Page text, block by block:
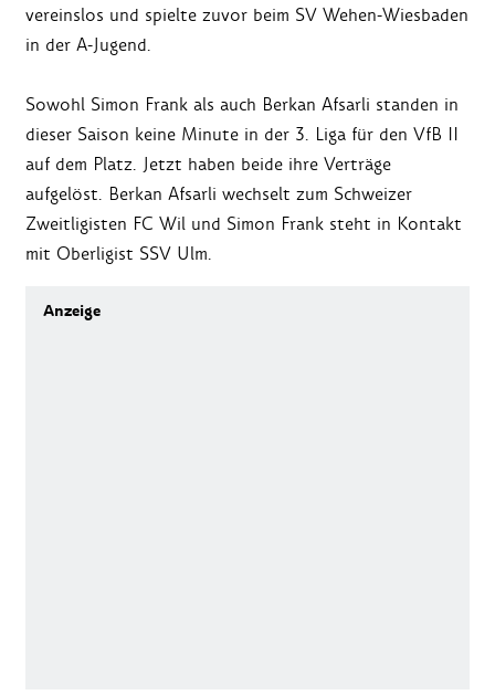
vereinslos und spielte zuvor beim SV Wehen-Wiesbaden
in der A-Jugend.
Sowohl Simon Frank als auch Berkan Afsarli standen in
dieser Saison keine Minute in der 3. Liga für den VfB II
auf dem Platz. Jetzt haben beide ihre Verträge
aufgelöst. Berkan Afsarli wechselt zum Schweizer
Zweitligisten FC Wil und Simon Frank steht in Kontakt
mit Oberligist SSV Ulm.